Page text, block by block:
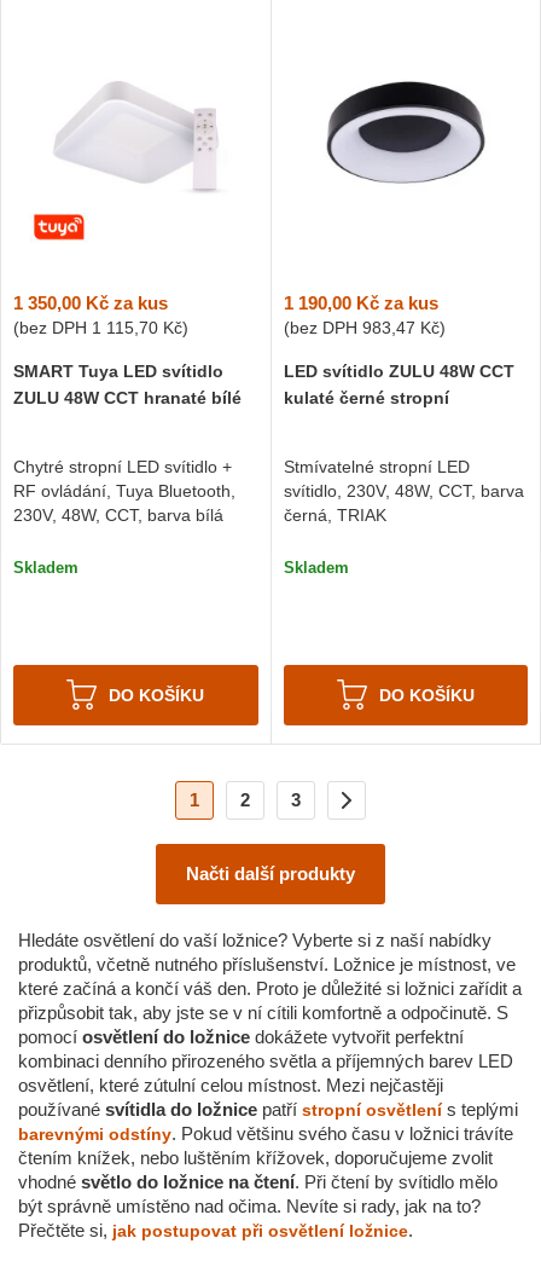
1 350,00 Kč za kus
(bez DPH 1 115,70 Kč)
SMART Tuya LED svítidlo
ZULU 48W CCT hranaté bílé
Chytré stropní LED svítidlo +
RF ovládání, Tuya Bluetooth,
230V, 48W, CCT, barva bílá
Skladem
DO KOŠÍKU
1 190,00 Kčza kus
(bez DPH 983,47 Kč)
LED svítidlo ZULU 48W CCT
kulaté černé stropní
Stmívatelné stropní LED
svítidlo, 230V, 48W, CCT, barva
černá, TRIAK
Skladem
DO KOŠÍKU
1 2 3
Načti další produkty
Hledáte osvětlení do vaší ložnice? Vyberte si z naší nabídky
produktů, včetně nutného příslušenství. Ložnice je místnost, ve
které začíná a končí váš den. Proto je důležité si ložnici zařídit a
přizpůsobit tak, aby jste se v ní cítili komfortně a odpočinutě. S
pomocí osvětlení do ložnice dokážete vytvořit perfektní
kombinaci denního přirozeného světla a příjemných barev LED
osvětlení, které zútulní celou místnost. Mezi nejčastěji
používané svítidla do ložnice patří stropní osvětlenís teplými
barevnými odstíny. Pokud většinu svého času v ložnici trávíte
čtením knížek, nebo luštěním křížovek, doporučujeme zvolit
vhodné světlo do ložnice na čtení. Při čtení by svítidlo mělo
být správně umístěno nad očima. Nevíte si rady, jak na to?
Přečtěte si, jak postupovat při osvětlení ložnice.